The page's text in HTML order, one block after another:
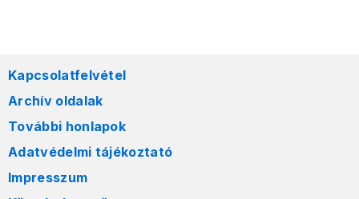
Kapcsolatfelvétel
Archív oldalak
További honlapok
Adatvédelmi tájékoztató
Impresszum